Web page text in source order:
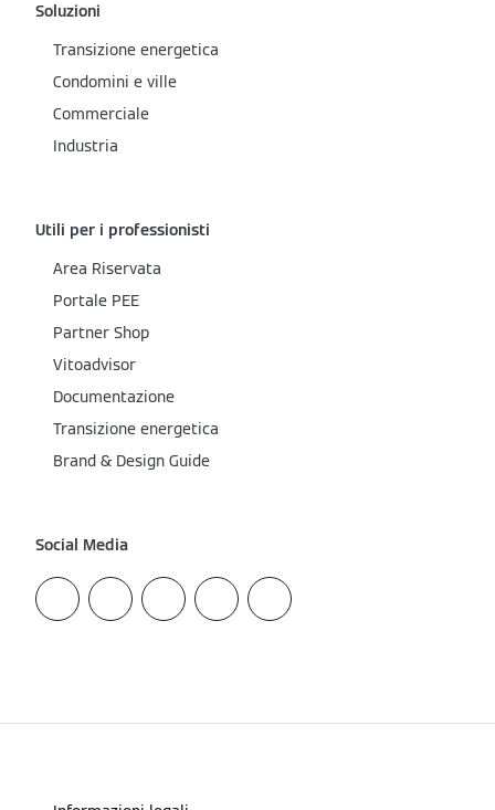
Soluzioni
Transizione energetica
Condomini e ville
Commerciale
Industria
Utili per i professionisti
Area Riservata
Portale PEE
Partner Shop
Vitoadvisor
Documentazione
Transizione energetica
Brand & Design Guide
Social Media